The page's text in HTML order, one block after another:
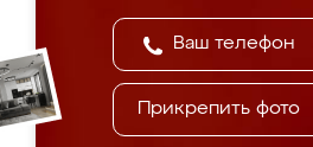
Прикрепить фото